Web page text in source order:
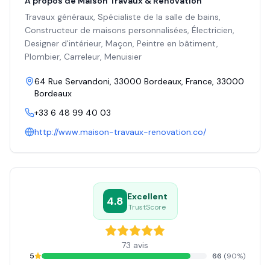
Travaux généraux, Spécialiste de la salle de bains,
Constructeur de maisons personnalisées, Électricien,
Designer d'intérieur, Maçon, Peintre en bâtiment,
Plombier, Carreleur, Menuisier
64 Rue Servandoni, 33000 Bordeaux, France, 33000
Bordeaux
+33 6 48 99 40 03
http://www.maison-travaux-renovation.co/
4.8 Excellent
TrustScore
73 avis
5 66 (90%)